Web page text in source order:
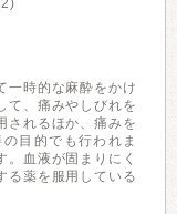
一時的な麻酔をかけ
て、痛みやしびれを
されるほか、痛みを
目的でも行われま
血液が固まりにく
る薬を服用している